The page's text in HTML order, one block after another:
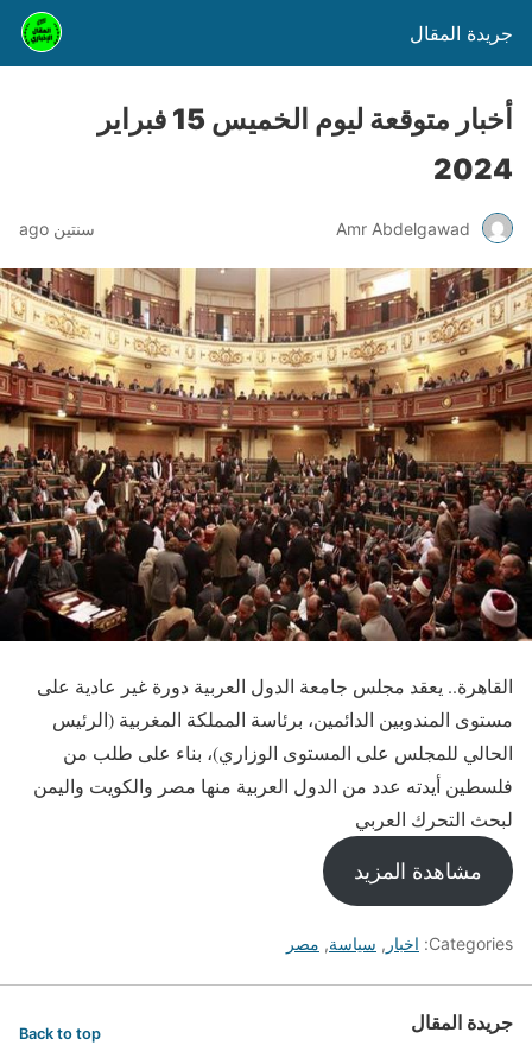
جريدة المقال
أخبار متوقعة ليوم الخميس 15 فبراير
2024
Amr Abdelgawad سنتين ago
القاهرة.. يعقد مجلس جامعة الدول العربية دورة غير عادية على
مستوى المندوبين الدائمين، برئاسة المملكة المغربية (الرئيس
الحالي للمجلس على المستوى الوزاري)، بناء على طلب من
فلسطين أيدته عدد من الدول العربية منها مصر والكويت واليمن
لبحث التحرك العربي
مشاهدة المزيد
Categories: اخبار , سياسة, مصر
جريدة المقال Back to top